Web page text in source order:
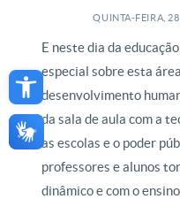
Open toolbar
QUINTA-FEIRA, 28
E neste dia da
especial sobre esta
desenvolvimento
da sala de aula com a
as escolas e o poder
professores e alunos
dinâmico e com o